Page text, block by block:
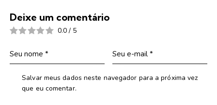
Deixe um comentário
0.0 / 5
Salvar meus dados neste navegador para a próxima vez
que eu comentar.